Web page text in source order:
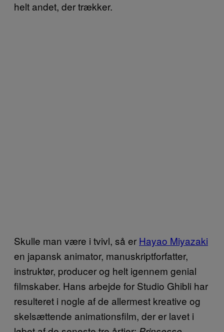
helt andet, der trækker.
Skulle man være i tvivl, så er Hayao Miyazaki
en japansk animator, manuskriptforfatter,
instruktør, producer og helt igennem genial
filmskaber. Hans arbejde for Studio Ghibli har
resulteret i nogle af de allermest kreative og
skelsættende animationsfilm, der er lavet i